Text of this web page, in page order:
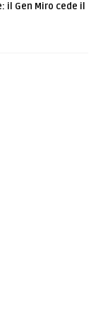
il Gen Miro cede il